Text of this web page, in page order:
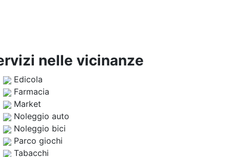
nelle vicinanze
Edicola
Farmacia
Market
Noleggio auto
Noleggio bici
Parco giochi
Tabacchi